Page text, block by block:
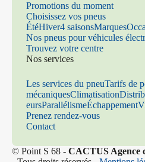
Promotions du moment
Choisissez vos pneus
ÉtéHiver4 saisonsMarques
Nos pneus pour véhicules
Trouvez votre centre
Nos services
Les services du pneuTarifs de
mécaniquesClimatisation
eursParallélismeÉchappement
Prenez rendez-vous
Contact
© Point S 68 - CACTUS Agence